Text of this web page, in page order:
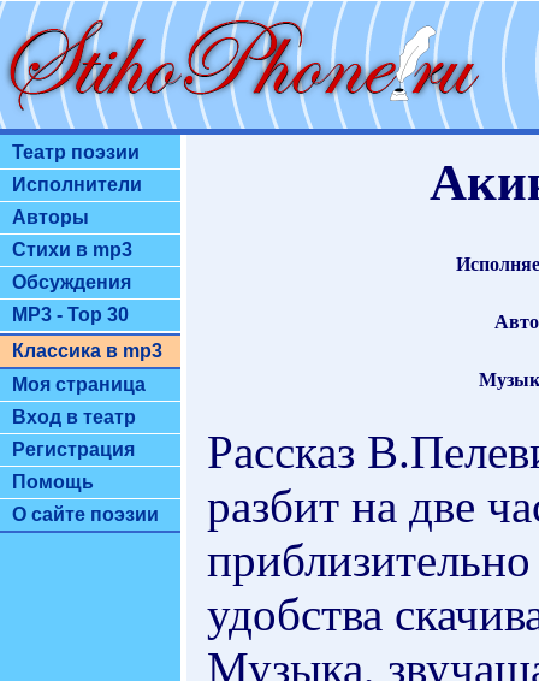
Театр поэзии
Исполнители
Авторы
Стихи в mp3
Обсуждения
MP3 - Top 30
Классика в mp3
Моя страница
Вход в театр
Регистрация
Помощь
О сайте поэзии
Рассказ
разбит на две
удобства
Музыка,